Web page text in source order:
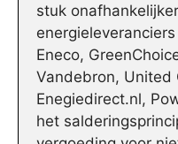
stuk
Eneco,
Vandebron, United
Enegiedirect.nl,
het